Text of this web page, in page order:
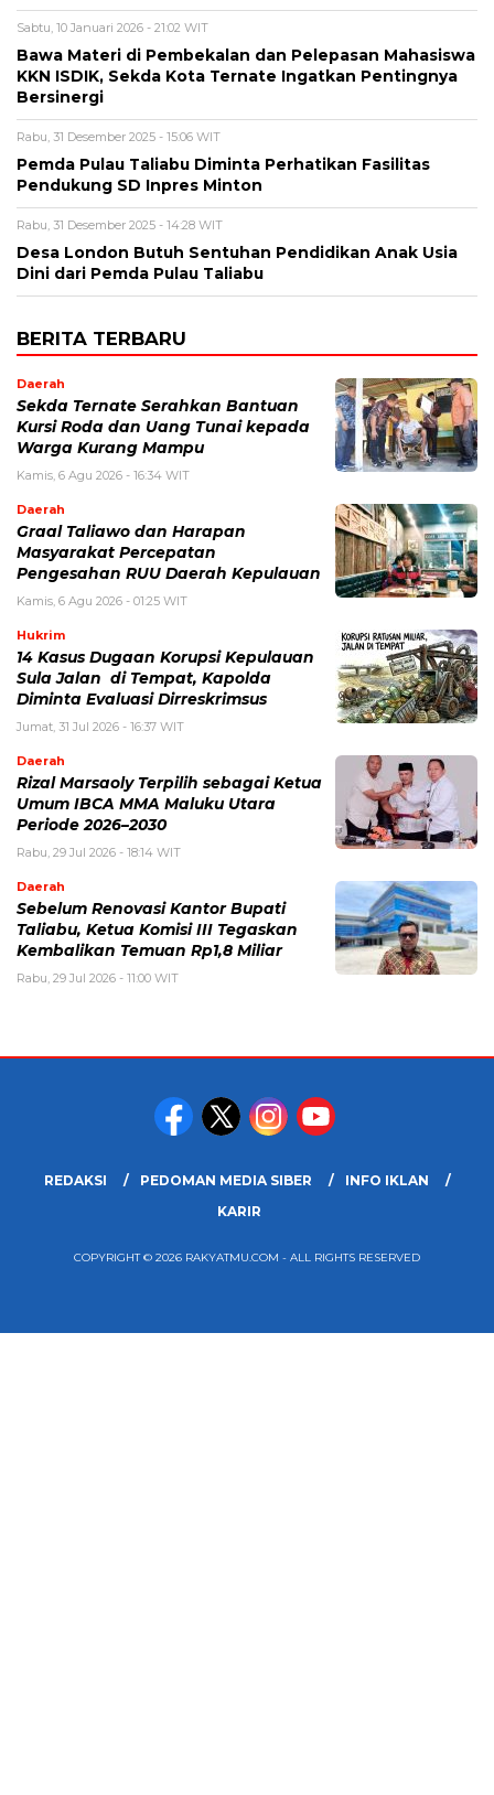
Sabtu, 10 Januari 2026 - 21:02 WIT
Bawa Materi di Pembekalan dan Pelepasan Mahasiswa
KKN ISDIK, Sekda Kota Ternate Ingatkan Pentingnya
Bersinergi
Rabu, 31 Desember 2025 - 15:06 WIT
Pemda Pulau Taliabu Diminta Perhatikan Fasilitas
Pendukung SD Inpres Minton
Rabu, 31 Desember 2025 - 14:28 WIT
Desa London Butuh Sentuhan Pendidikan Anak Usia
Dini dari Pemda Pulau Taliabu
BERITA TERBARU
Daerah
Sekda Ternate Serahkan Bantuan
Kursi Roda dan Uang Tunai kepada
Warga Kurang Mampu
Kamis, 6 Agu 2026 - 16:34 WIT
Daerah
Graal Taliawo dan Harapan
Masyarakat Percepatan
Pengesahan RUU Daerah Kepulauan
Kamis, 6 Agu 2026 - 01:25 WIT
Hukrim
14 Kasus Dugaan Korupsi Kepulauan
Sula Jalan di Tempat, Kapolda
Diminta Evaluasi Dirreskrimsus
Jumat, 31 Jul 2026 - 16:37 WIT
Daerah
Rizal Marsaoly Terpilih sebagai Ketua
Umum IBCA MMA Maluku Utara
Periode 2026–2030
Rabu, 29 Jul 2026 - 18:14 WIT
Daerah
Sebelum Renovasi Kantor Bupati
Taliabu, Ketua Komisi III Tegaskan
Kembalikan Temuan Rp1,8 Miliar
Rabu, 29 Jul 2026 - 11:00 WIT
REDAKSI PEDOMAN MEDIA SIBER
INFO IKLAN
KARIR
COPYRIGHT © 2026 RAKYATMU.COM - ALL RIGHTS RESERVED